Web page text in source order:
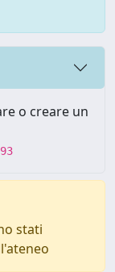
o creare un
stati